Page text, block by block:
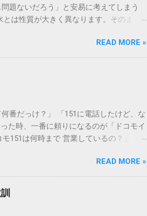
題ないだろう」と安易に考えてしまう
は性質が大きく異なります。そのまま
別する方法を徹底解説します。 墨汁を
（にかわ）」、そして水です。これらは
下の問題が発生します。 1. 環境への深
ても、これらの微粒子を完全に分解・
水質の濁りや生態系へ悪影響を及ぼすリ
詰まりを引き起こします。特に築年数が
しくありません。 3. 頑固なシミと汚れ
に入り込み、取れない黒ずみとなりま
処分する際は、「液体として流さない」
さい。 手順1：新聞紙や古布に吸わせて
ることです。 準備するもの： 古新聞、
READ MORE »
番だっけ？」 「151に電話したけど、な
た時、一番に頼りになるのが「ドコモイ
151は何時まで 営業しているの？」「
ながらない時の対処法をわかりやすく解
のインフォメーションセンター「151」
ています。「 151 営業時間 」を気にす
ることができますね。 この時間内であ
談することができます。ただし、ドコ
READ MORE »